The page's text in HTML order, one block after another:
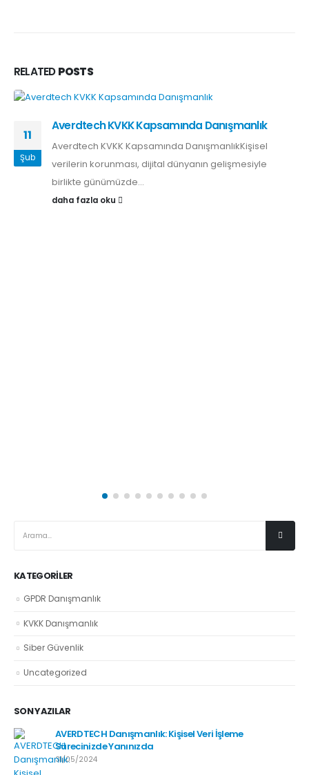
RELATEDPOSTS
11
Şub
Averdtech KVKK Kapsamında Danışmanlık
Averdtech KVKK Kapsamında DanışmanlıkKişisel
verilerin korunması, dijital dünyanın gelişmesiyle
birlikte günümüzde...
daha fazla oku
KATEGORILER
GPDR Danışmanlık
KVKK Danışmanlık
Siber Güvenlik
Uncategorized
SON YAZILAR
AVERDTECH Danışmanlık: Kişisel Veri İşleme
Sürecinizde Yanınızda
31/05/2024